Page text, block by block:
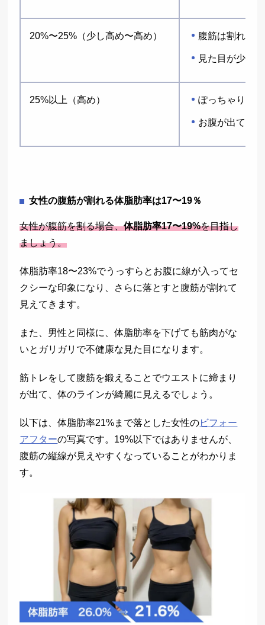
20%〜25%（少し高め〜高め） 腹筋は割れて
見た目が少し
25%以上（高め） ぽっちゃり〜
お腹が出てくる
女性の腹筋が割れる体脂肪率は17〜19％
女性が腹筋を割る場合、体脂肪率17〜19%を目指し
ましょう。
体脂肪率18〜23%でうっすらとお腹に線が入ってセ
クシーな印象になり、さらに落とすと腹筋が割れて
見えてきます。
また、男性と同様に、体脂肪率を下げても筋肉がな
いとガリガリで不健康な見た目になります。
筋トレをして腹筋を鍛えることでウエストに締まり
が出て、体のラインが綺麗に見えるでしょう。
以下は、体脂肪率21%まで落とした女性のビフォー
アフターの写真です。19%以下ではありませんが、
腹筋の縦線が見えやすくなっていることがわかりま
す。